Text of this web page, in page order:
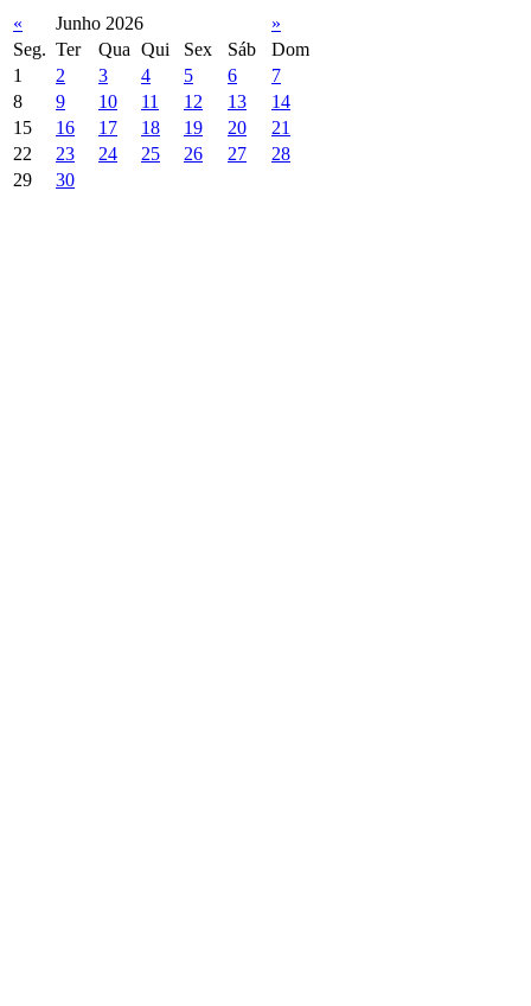
« Junho 2026
»
Seg. Ter Qua Qui Sex Sáb
Dom
1
2 3 4 5 6
7
8
9 10 11 12 13
14
15
16 17 18 19 20
21
22
23 24 25 26 27
28
29
30